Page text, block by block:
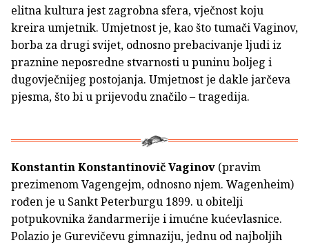
elitna kultura jest zagrobna sfera, vječnost koju
kreira umjetnik. Umjetnost je, kao što tumači Vaginov,
borba za drugi svijet, odnosno prebacivanje ljudi iz
praznine neposredne stvarnosti u puninu boljeg i
dugovječnijeg postojanja. Umjetnost je dakle jarčeva
pjesma, što bi u prijevodu značilo – tragedija.
Konstantin Konstantinovič Vaginov (pravim
prezimenom Vagengejm, odnosno njem. Wagenheim)
rođen je u Sankt Peterburgu 1899. u obitelji
potpukovnika žandarmerije i imućne kućevlasnice.
Polazio je Gurevičevu gimnaziju, jednu od najboljih